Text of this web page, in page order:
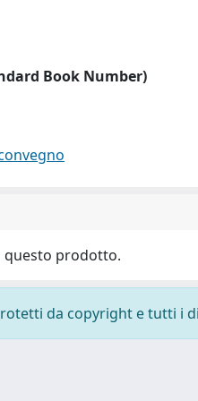
Book Number)
questo prodotto.
da copyright e tutti i